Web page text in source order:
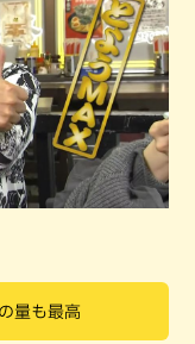
量も最高